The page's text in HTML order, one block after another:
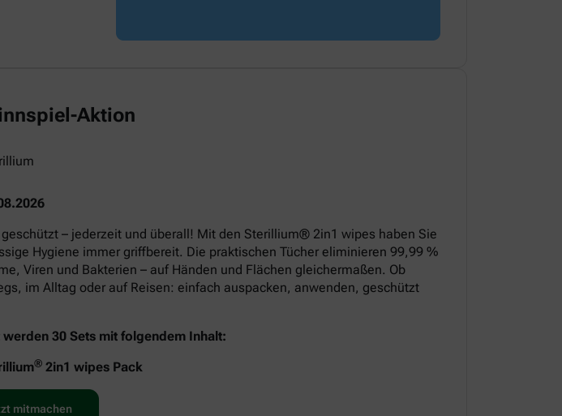
Aktion
geschützt – jederzeit und überall! Mit den Sterillium® 2in1 wipes haben Sie
Hygiene immer griffbereit. Die praktischen Tücher eliminieren 99,99 %
Viren und Bakterien – auf Händen und Flächen gleichermaßen. Ob
im Alltag oder auf Reisen: einfach auspacken, anwenden, geschützt
30 Sets mit folgendem Inhalt:
® 2in1 wipes Pack
mitmachen